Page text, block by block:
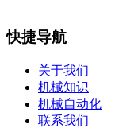
快捷导航
关于我们
机械知识
机械自动化
联系我们